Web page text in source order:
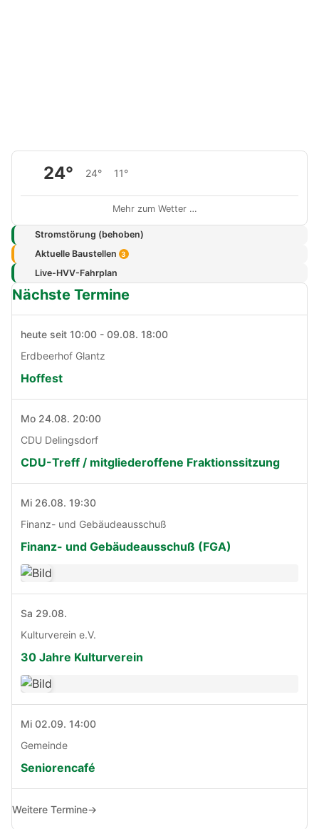
24° 24° 11°
Mehr zum Wetter …
Stromstörung (behoben)
Aktuelle Baustellen 3
Live-HVV-Fahrplan
Nächste Termine
heute seit 10:00 - 09.08. 18:00
Erdbeerhof Glantz
Hoffest
Mo 24.08. 20:00
CDU Delingsdorf
CDU-Treff / mitgliederoffene Fraktionssitzung
Mi 26.08. 19:30
Finanz- und Gebäudeausschuß
Finanz- und Gebäudeausschuß (FGA)
Sa 29.08.
Kulturverein e.V.
30 Jahre Kulturverein
Mi 02.09. 14:00
Gemeinde
Seniorencafé
Weitere Termine→